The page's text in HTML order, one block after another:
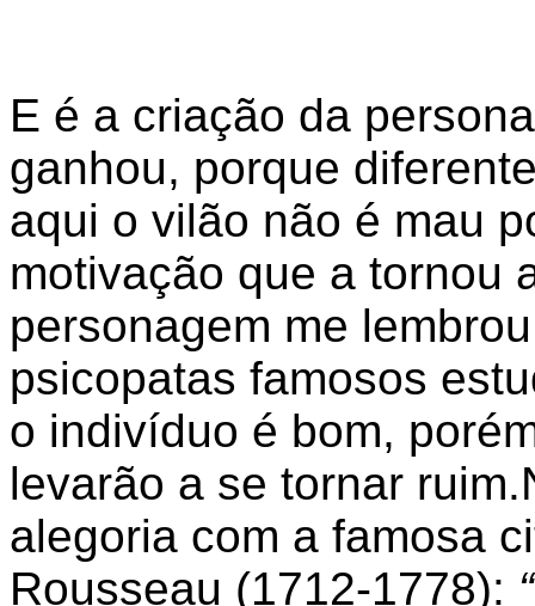
E é a criação da
ganhou, porque
aqui o vilão não é mau
motivação que a tornou
personagem me
psicopatas famosos
o indivíduo é bom,
levarão a se tornar
alegoria com a famosa
Rousseau (1712-1778):